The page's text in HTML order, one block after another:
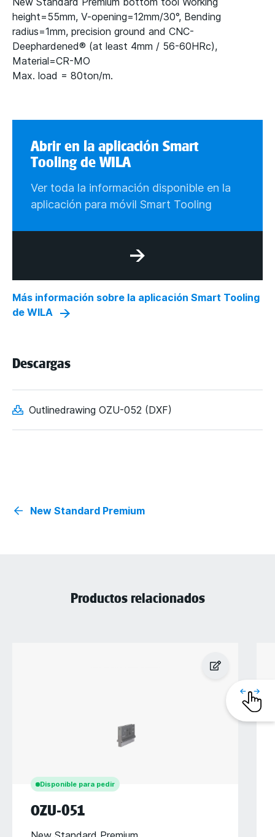
height=55mm, V-opening=12mm/30°, Bending
radius=1mm, precision ground and CNC-
Deephardened® (at least 4mm / 56-60HRc),
Material=CR-MO
Max. load = 80ton/m.
Abrir en la aplicación Smart
Tooling de WILA
Ver toda la información disponible en la
aplicación para móvil Smart Tooling
Más información sobre la aplicación Smart Tooling
de WILA
Descargas
Outlinedrawing OZU-052 (DXF)
New Standard Premium
Productos relacionados
Disponible para pedir
OZU-051